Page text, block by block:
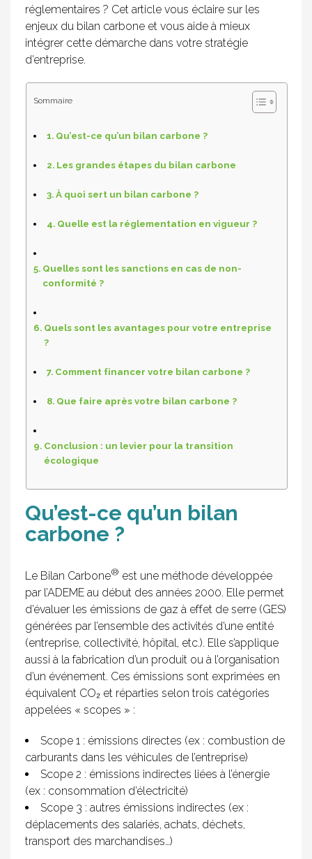
réglementaires ? Cet article vous éclaire sur les
enjeux du bilan carbone et vous aide à mieux
intégrer cette démarche dans votre stratégie
d’entreprise.
Sommaire
Qu’est-ce qu’un bilan carbone ?
Les grandes étapes du bilan carbone
À quoi sert un bilan carbone ?
Quelle est la réglementation en vigueur ?
Quelles sont les sanctions en cas de non-
conformité ?
Quels sont les avantages pour votre entreprise
?
Comment financer votre bilan carbone ?
Que faire après votre bilan carbone ?
Conclusion : un levier pour la transition
écologique
Qu’est-ce qu’un bilan
carbone ?
Le Bilan Carbone® est une méthode développée
par l’ADEME au début des années 2000. Elle permet
d’évaluer les émissions de gaz à effet de serre (GES)
générées par l’ensemble des activités d’une entité
(entreprise, collectivité, hôpital, etc.). Elle s’applique
aussi à la fabrication d’un produit ou à l’organisation
d’un événement. Ces émissions sont exprimées en
équivalent CO₂ et réparties selon trois catégories
appelées « scopes » :
Scope 1 : émissions directes (ex : combustion de
carburants dans les véhicules de l’entreprise)
Scope 2 : émissions indirectes liées à l’énergie
(ex : consommation d’électricité)
Scope 3 : autres émissions indirectes (ex :
déplacements des salariés, achats, déchets,
transport des marchandises…)